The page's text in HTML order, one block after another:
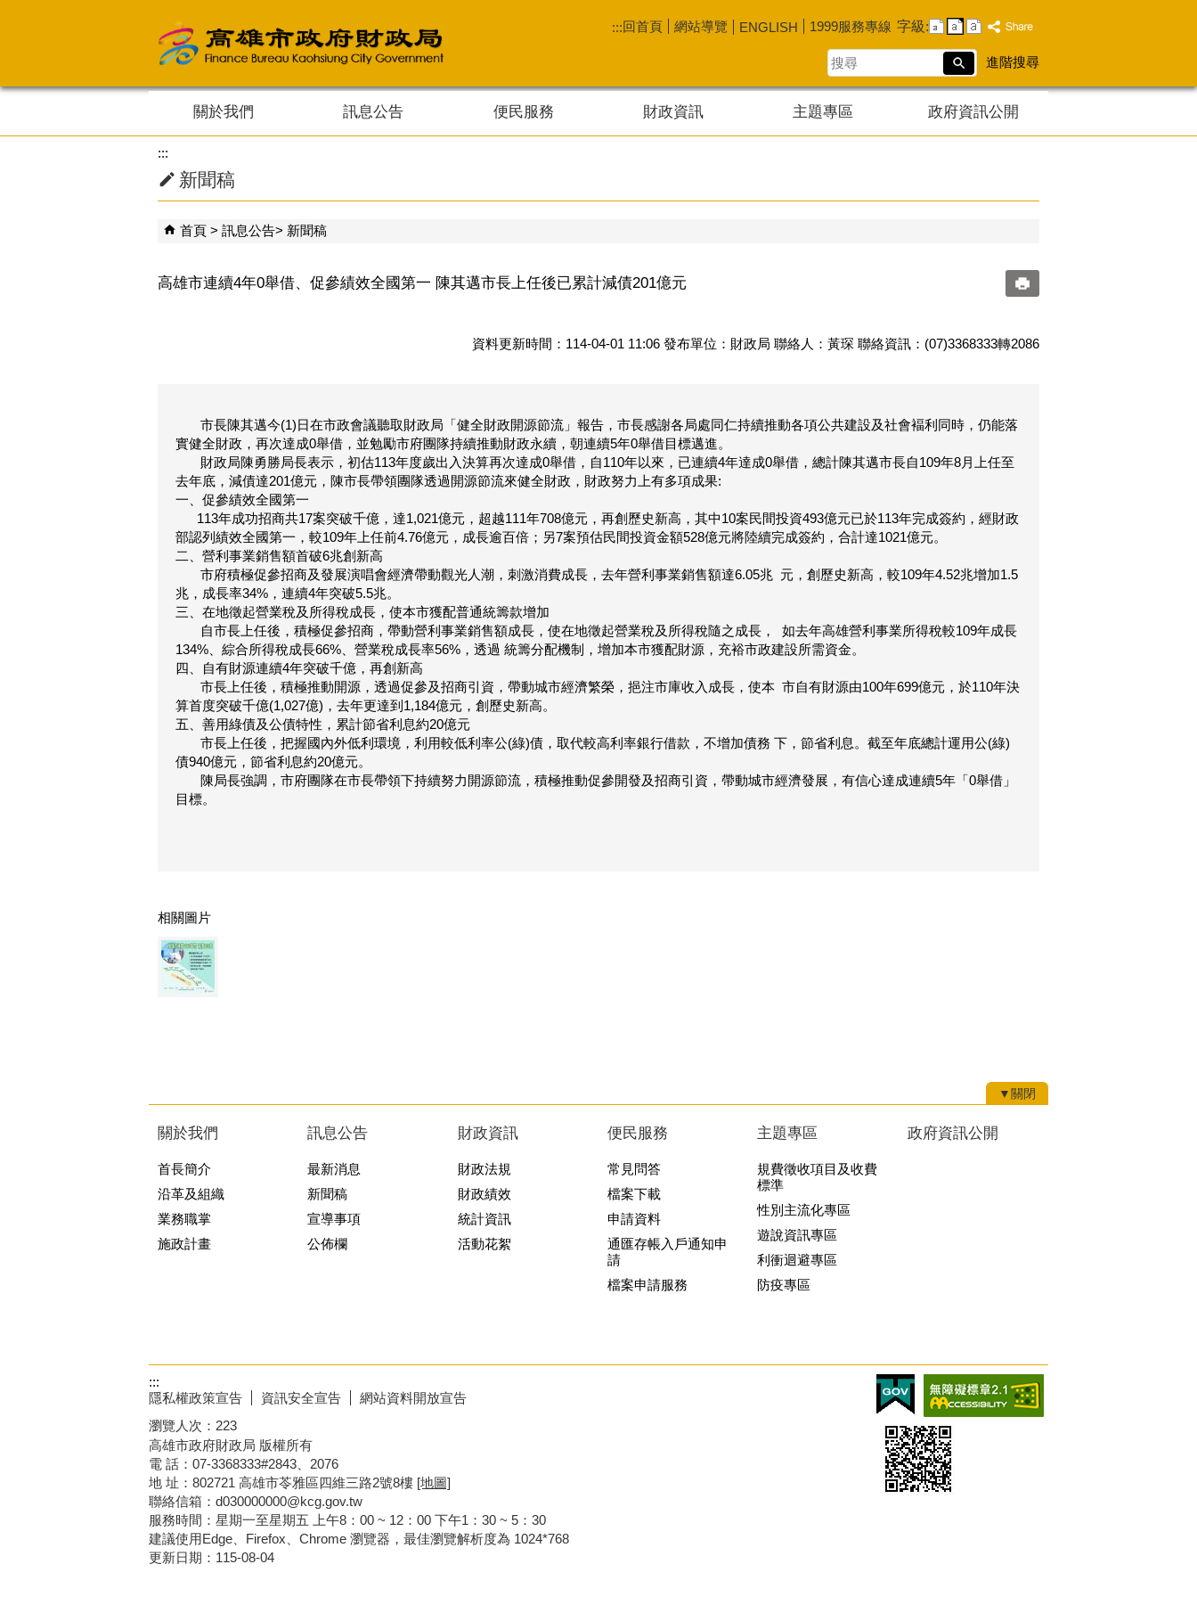
:::回首頁 網站導覽 ENGLISH 1999服務專線 字級:
搜
尋
進階搜尋
關於我們 訊息公告 便民服務 財政資訊 主題專區 政府資訊公開
:::
新聞稿
首頁 訊息公告 新聞稿
高雄市連續4年0舉借、促參績效全國第一 陳其邁市長上任後已累計減債201億元
資料更新時間：114-04-01 11:06 發布單位：財政局 聯絡人：黃琛 聯絡資訊：(07)3368333轉2086
市長陳其邁今(1)日在市政會議聽取財政局「健全財政開源節流」報告，市長感謝各局處同仁持續推動各項公共建設及社會褔利同時，仍能落
實健全財政，再次達成0舉借，並勉勵市府團隊持續推動財政永續，朝連續5年0舉借目標邁進。
財政局陳勇勝局長表示，初估113年度歲出入決算再次達成0舉借，自110年以來，已連續4年達成0舉借，總計陳其邁市長自109年8月上任至
去年底，減債達201億元，陳市長帶領團隊透過開源節流來健全財政，財政努力上有多項成果:
一、促參績效全國第一
113年成功招商共17案突破千億，達1,021億元，超越111年708億元，再創歷史新高，其中10案民間投資493億元已於113年完成簽約，經財政
部認列績效全國第一，較109年上任前4.76億元，成長逾百倍；另7案預估民間投資金額528億元將陸續完成簽約，合計達1021億元。
二、營利事業銷售額首破6兆創新高
市府積極促參招商及發展演唱會經濟帶動觀光人潮，刺激消費成長，去年營利事業銷售額達6.05兆 元，創歷史新高，較109年4.52兆增加1.5
兆，成長率34%，連續4年突破5.5兆。
三、在地徵起營業稅及所得稅成長，使本市獲配普通統籌款增加
自市長上任後，積極促參招商，帶動營利事業銷售額成長，使在地徵起營業稅及所得稅隨之成長， 如去年高雄營利事業所得稅較109年成長
134%、綜合所得稅成長66%、營業稅成長率56%，透過 統籌分配機制，增加本市獲配財源，充裕市政建設所需資金。
四、自有財源連續4年突破千億，再創新高
市長上任後，積極推動開源，透過促參及招商引資，帶動城市經濟繁榮，挹注市庫收入成長，使本 市自有財源由100年699億元，於110年決
算首度突破千億(1,027億)，去年更達到1,184億元，創歷史新高。
五、善用綠債及公債特性，累計節省利息約20億元
市長上任後，把握國內外低利環境，利用較低利率公(綠)債，取代較高利率銀行借款，不增加債務 下，節省利息。截至年底總計運用公(綠)
債940億元，節省利息約20億元。
陳局長強調，市府團隊在市長帶領下持續努力開源節流，積極推動促參開發及招商引資，帶動城市經濟發展，有信心達成連續5年「0舉借」
目標。
相關圖片
▼關閉
關於我們
首長簡介
沿革及組織
業務職掌
施政計畫
訊息公告
最新消息
新聞稿
宣導事項
公佈欄
財政資訊
財政法規
財政績效
統計資訊
活動花絮
便民服務
常見問答
檔案下載
申請資料
通匯存帳入戶通知申
請
檔案申請服務
主題專區
規費徵收項目及收費
標準
性別主流化專區
遊說資訊專區
利衝迴避專區
防疫專區
政府資訊公開
:::
隱私權政策宣告
資訊安全宣告
網站資料開放宣告
瀏覽人次： 223
高雄市政府財政局 版權所有
電 話：07-3368333#2843、2076
地 址：802721 高雄市苓雅區四維三路2號8樓 [地圖]
聯絡信箱：d030000000@kcg.gov.tw
服務時間：星期一至星期五 上午8：00 ~ 12：00 下午1：30 ~ 5：30
建議使用Edge、Firefox、Chrome 瀏覽器，最佳瀏覽解析度為 1024*768
更新日期： 115-08-04